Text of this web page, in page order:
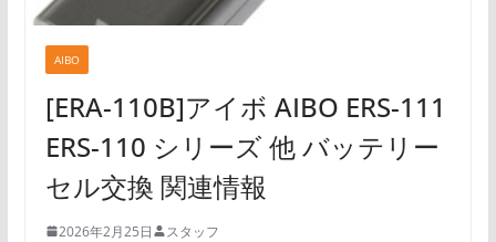
AIBO
[ERA-110B]アイボ AIBO ERS-111
ERS-110 シリーズ 他 バッテリー
セル交換 関連情報
2026年2月25日 スタッフ